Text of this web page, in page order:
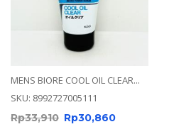
MENS BIORE COOL OIL CLEAR...
SKU: 8992727005111
Rp33,910 Rp30,860